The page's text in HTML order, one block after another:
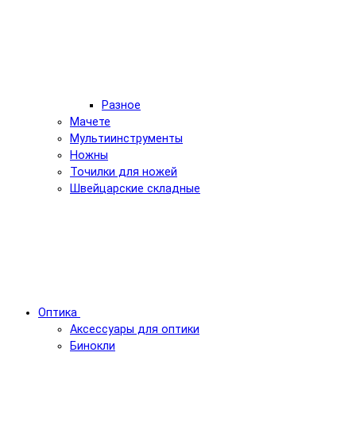
Разное
Мачете
Мультиинструменты
Ножны
Точилки для ножей
Швейцарские складные
Оптика
Аксессуары для оптики
Бинокли